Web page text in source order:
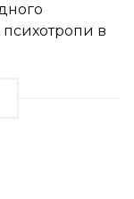
психотропи в